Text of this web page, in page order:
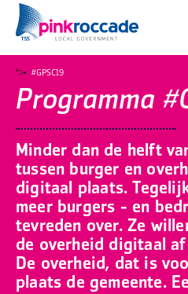
Programma
Minder dan de helft
tussen burger en
digitaal plaats.
meer burgers - en
tevreden over. Ze
de overheid digitaal af
De overheid, dat is
plaats de gemeente.
#GPSC19